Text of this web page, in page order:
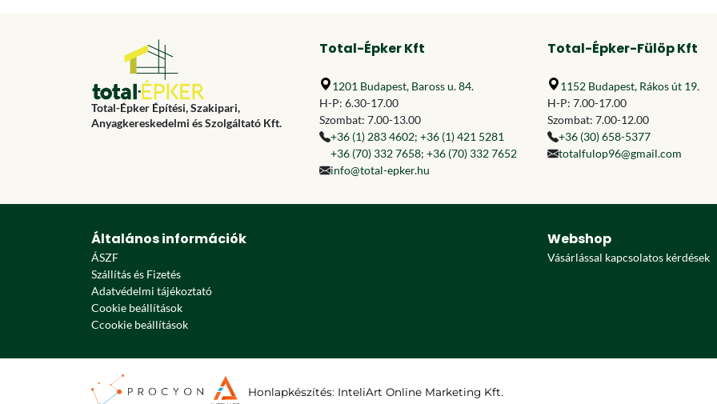
Total-Épker Építési, Szakipari,
Anyagkereskedelmi és Szolgáltató Kft.
Total-Épker Kft
1201 Budapest, Baross u. 84.
H-P: 6.30-17.00
Szombat: 7.00-13.00
+36 (1) 283 4602; +36 (1) 421 5281
+36 (70) 332 7658; +36 (70) 332 7652
info@total-epker.hu
Total-Épker-Fülöp Kft
1152 Budapest, Rákos út 19.
H-P: 7.00-17.00
Szombat: 7.00-12.00
+36 (30) 658-5377
totalfulop96@gmail.com
Általános információk
ÁSZF
Szállítás és Fizetés
Adatvédelmi tájékoztató
Cookie beállítások
Ccookie beállítások
Webshop
Vásárlással kapcsolatos kérdések
Honlapkészítés: InteliArt Online Marketing Kft.